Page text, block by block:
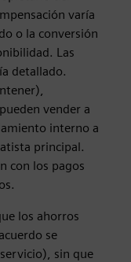
varía
o la conversión
Las
detallado.
vender a
interno a
principal.
con los pagos
los ahorros
se
sin que